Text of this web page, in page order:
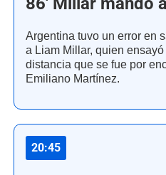
Argentina tuvo un error en
a Liam Millar, quien
distancia que se fue por
Emiliano Martínez.
20:45